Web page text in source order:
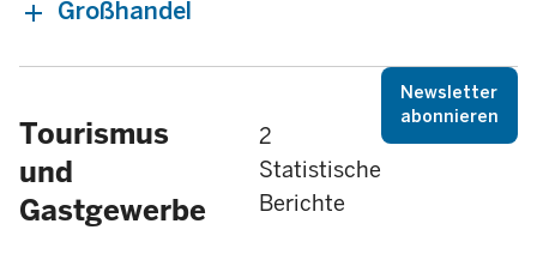
Großhandel
Tourismus
und
Gastgewerbe
2
Statistische
Berichte
Newsletter
abonnieren